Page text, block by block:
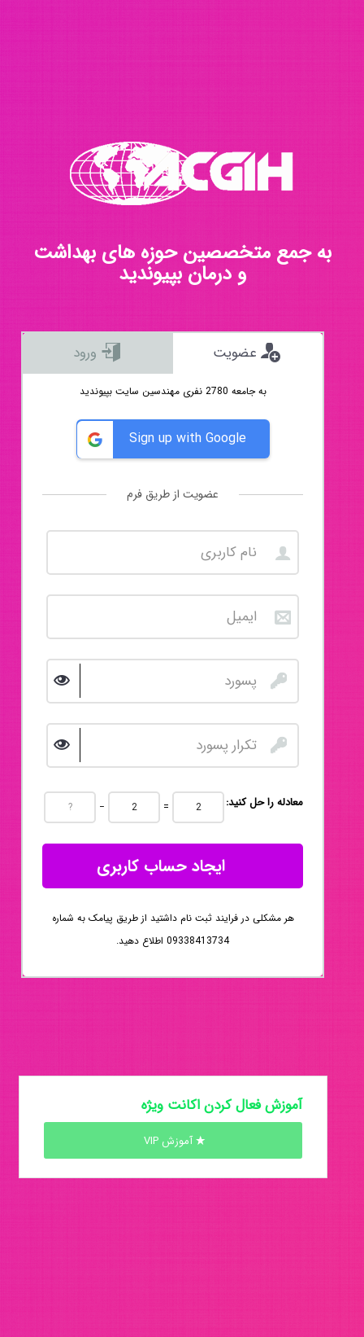
به جمع متخصصین حوزه های بهداشت
و درمان بپیوندید
به جامعه 2780 نفری مهندسین سایت بپیوندید
Sign up with Google
عضویت از طریق فرم
:معادله را حل کنید − =
ایجاد حساب کاربری
هر مشکلی در فرایند ثبت نام داشتید از طریق پیامک به شماره
09338413734 اطلاع دهید.
آموزش فعال کردن اکانت ویژه
آموزش VIP